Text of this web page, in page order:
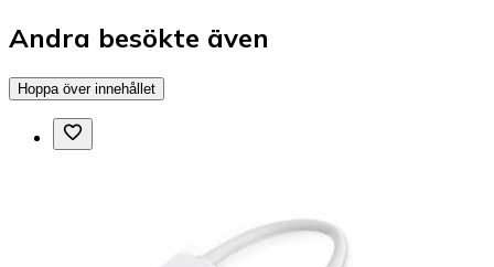
Andra besökte även
Hoppa över innehållet